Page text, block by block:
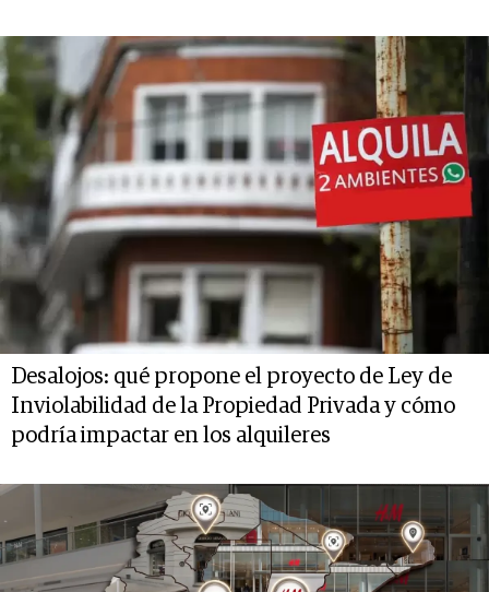
Desalojos: qué propone el proyecto de Ley de
Inviolabilidad de la Propiedad Privada y cómo
podría impactar en los alquileres